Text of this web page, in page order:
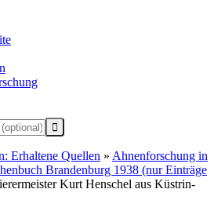
Erhaltene Quellen » Ahnenforschung in
Brandenburg 1938 (nur Einträge
Kurt Henschel aus Küstrin-